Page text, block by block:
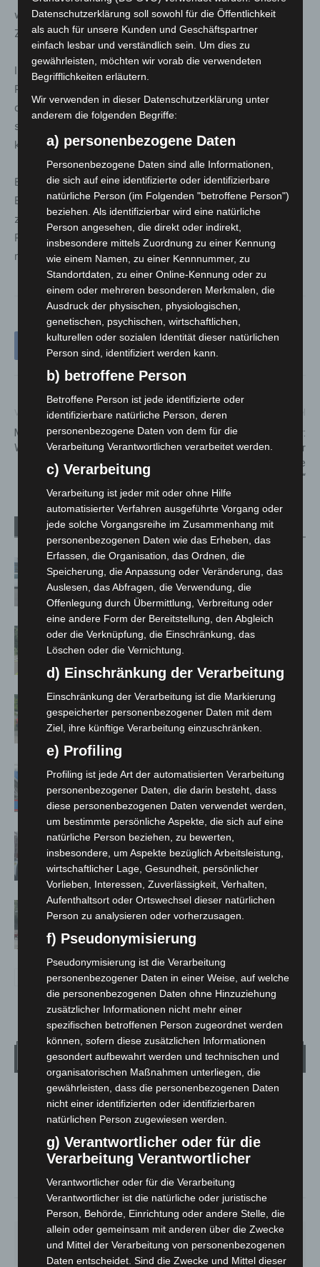
wahrgenommen hatte. Die Feuerwehr verschaffte sich
Zutritt zu der Wohnung und löschte den Brand.
In den Räumen entdeckten die Einsatzkräfte eine leblose
Person, bei der es sich um den 85-jährigen Bewohner
der Mietswohnung handelt. Die genaue Todesursache
stand noch nicht fest. Weitere Bewohner des Hauses
kamen nicht zu Schaden.
Ebenfalls unbekannt ist bislang die genaue Ursache des
Brandes. Durch das Feuer wurde die Wohnung teilweise
zerstört. Zudem entstanden Schäden durch
Rußablagerungen. Die Polizei beziffert den Sachschaden
mit rund 50.000 Euro.
Vorheriger Artikel
Mit win e.V. zur
Wildbienenausstellung
Kunst im Quartier:
Ausstellungseröffnung der
Foto -Projektgruppe
„Wiesenau im Fokus“
Verwandte Artikel Mehr vom Autor
Niedersachsen: Feuerwehrkräfte
kehren nach Waldbrandeinsatz aus
Spanien zurück
Brand im „Haus der Begegnung“ in
Neuwarmbüchen schnell eingedämmt
Region Hannover: 21 neue
Notfallsanitäter starten beim Roten
Kreuz
Mann läuft mit Hockeyschläger über
A7 – Polizei sucht Zeugen
Celle: Mensch stirbt bei Bagger-Unfall
auf Baustelle
Gasleitung bei McDonald’s-Umbau in
Langenhagen beschädigt
Wetter
LANGENHAGEN
Bedeckt
24.5°C 24.6 °
55% 6.2m/s 100%
MO.
26°
DI.
24 °
MI.
26°
DO.
30°
FR.
35°
Datenschutzerklärung soll sowohl für die Öffentlichkeit
als auch für unsere Kunden und Geschäftspartner
einfach lesbar und verständlich sein. Um dies zu
gewährleisten, möchten wir vorab die verwendeten
Begrifflichkeiten erläutern.
Wir verwenden in dieser Datenschutzerklärung unter
anderem die folgenden Begriffe:
a) personenbezogene Daten
Personenbezogene Daten sind alle Informationen,
die sich auf eine identifizierte oder identifizierbare
natürliche Person (im Folgenden "betroffene Person")
beziehen. Als identifizierbar wird eine natürliche
Person angesehen, die direkt oder indirekt,
insbesondere mittels Zuordnung zu einer Kennung
wie einem Namen, zu einer Kennnummer, zu
Standortdaten, zu einer Online-Kennung oder zu
einem oder mehreren besonderen Merkmalen, die
Ausdruck der physischen, physiologischen,
genetischen, psychischen, wirtschaftlichen,
kulturellen oder sozialen Identität dieser natürlichen
Person sind, identifiziert werden kann.
b) betroffene Person
Betroffene Person ist jede identifizierte oder
identifizierbare natürliche Person, deren
personenbezogene Daten von dem für die
Verarbeitung Verantwortlichen verarbeitet werden.
c) Verarbeitung
Verarbeitung ist jeder mit oder ohne Hilfe
automatisierter Verfahren ausgeführte Vorgang oder
jede solche Vorgangsreihe im Zusammenhang mit
personenbezogenen Daten wie das Erheben, das
Erfassen, die Organisation, das Ordnen, die
Speicherung, die Anpassung oder Veränderung, das
Auslesen, das Abfragen, die Verwendung, die
Offenlegung durch Übermittlung, Verbreitung oder
eine andere Form der Bereitstellung, den Abgleich
oder die Verknüpfung, die Einschränkung, das
Löschen oder die Vernichtung.
d) Einschränkung der Verarbeitung
Einschränkung der Verarbeitung ist die Markierung
gespeicherter personenbezogener Daten mit dem
Ziel, ihre künftige Verarbeitung einzuschränken.
e) Profiling
Profiling ist jede Art der automatisierten Verarbeitung
personenbezogener Daten, die darin besteht, dass
diese personenbezogenen Daten verwendet werden,
um bestimmte persönliche Aspekte, die sich auf eine
natürliche Person beziehen, zu bewerten,
insbesondere, um Aspekte bezüglich Arbeitsleistung,
wirtschaftlicher Lage, Gesundheit, persönlicher
Vorlieben, Interessen, Zuverlässigkeit, Verhalten,
Aufenthaltsort oder Ortswechsel dieser natürlichen
Person zu analysieren oder vorherzusagen.
f) Pseudonymisierung
Pseudonymisierung ist die Verarbeitung
personenbezogener Daten in einer Weise, auf welche
die personenbezogenen Daten ohne Hinzuziehung
zusätzlicher Informationen nicht mehr einer
spezifischen betroffenen Person zugeordnet werden
können, sofern diese zusätzlichen Informationen
gesondert aufbewahrt werden und technischen und
organisatorischen Maßnahmen unterliegen, die
gewährleisten, dass die personenbezogenen Daten
nicht einer identifizierten oder identifizierbaren
natürlichen Person zugewiesen werden.
g) Verantwortlicher oder für die
Verarbeitung Verantwortlicher
Verantwortlicher oder für die Verarbeitung
Verantwortlicher ist die natürliche oder juristische
Person, Behörde, Einrichtung oder andere Stelle, die
allein oder gemeinsam mit anderen über die Zwecke
und Mittel der Verarbeitung von personenbezogenen
Daten entscheidet. Sind die Zwecke und Mittel dieser